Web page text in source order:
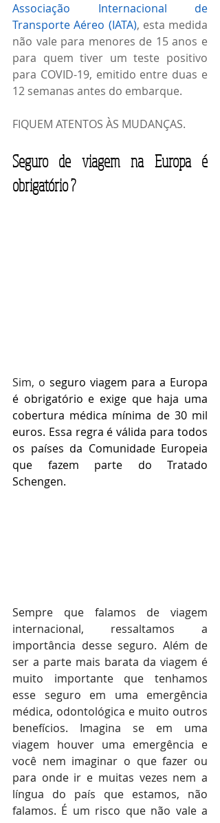
Associação Internacional de
Transporte Aéreo (IATA), esta medida
não vale para menores de 15 anos e
para quem tiver um teste positivo
para COVID-19, emitido entre duas e
12 semanas antes do embarque.
FIQUEM ATENTOS ÀS MUDANÇAS.
Seguro de viagem na Europa é
obrigatório ?
Sim, o seguro viagem para a Europa
é obrigatório e exige que haja uma
cobertura médica mínima de 30 mil
euros. Essa regra é válida para todos
os países da Comunidade Europeia
que fazem parte do Tratado
Schengen.
Sempre que falamos de viagem
internacional, ressaltamos a
importância desse seguro. Além de
ser a parte mais barata da viagem é
muito importante que tenhamos
esse seguro em uma emergência
médica, odontológica e muito outros
benefícios. Imagina se em uma
viagem houver uma emergência e
você nem imaginar o que fazer ou
para onde ir e muitas vezes nem a
língua do país que estamos, não
falamos. É um risco que não vale a